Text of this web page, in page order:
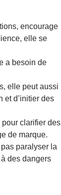
encourage
elle se
a besoin de
elle peut aussi
et d’initier des
clarifier des
de marque.
paralyser la
des dangers